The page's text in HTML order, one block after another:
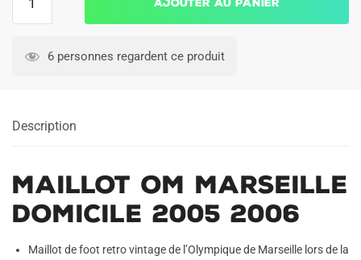
2006
Ajouter au panier
6 personnes regardent ce produit
Description
Maillot OM Marseille
Domicile 2005 2006
Maillot de foot retro vintage de l’Olympique de Marseille lors de la